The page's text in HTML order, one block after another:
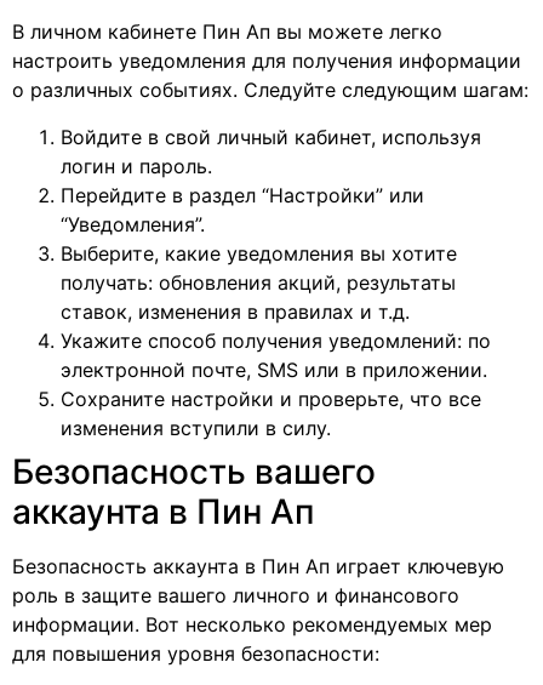
В личном кабинете Пин Ап вы можете легко
настроить уведомления для получения информации
о различных событиях. Следуйте следующим шагам:
Войдите в свой личный кабинет, используя
логин и пароль.
Перейдите в раздел “Настройки” или
“Уведомления”.
Выберите, какие уведомления вы хотите
получать: обновления акций, результаты
ставок, изменения в правилах и т.д.
Укажите способ получения уведомлений: по
электронной почте, SMS или в приложении.
Сохраните настройки и проверьте, что все
изменения вступили в силу.
Безопасность вашего
аккаунта в Пин Ап
Безопасность аккаунта в Пин Ап играет ключевую
роль в защите вашего личного и финансового
информации. Вот несколько рекомендуемых мер
для повышения уровня безопасности: